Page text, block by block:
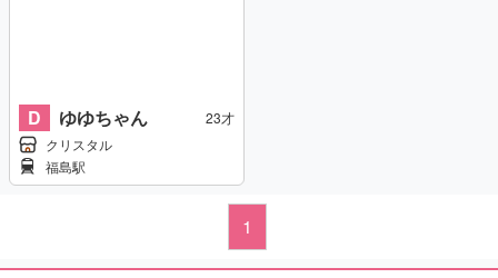
D ゆゆちゃん
23才
クリスタル
福島駅
1